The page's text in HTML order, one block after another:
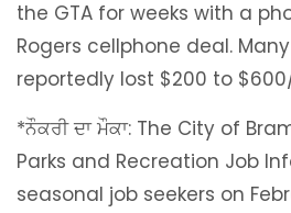
the GTA for weeks with a
Rogers cellphone deal.
reportedly lost $200 to
*ਨੌਕਰੀ ਦਾ ਮੌਕਾ: The City of
Parks and Recreation Job
seasonal job seekers on